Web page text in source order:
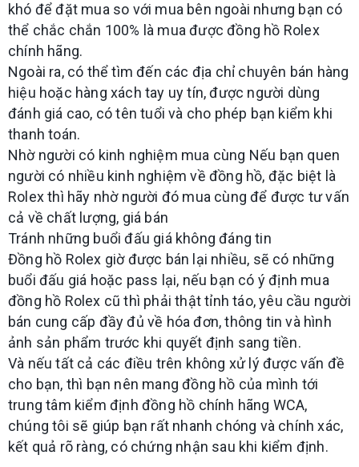
khó để đặt mua so với mua bên ngoài nhưng bạn có
thể chắc chắn 100% là mua được đồng hồ Rolex
chính hãng.
Ngoài ra, có thể tìm đến các địa chỉ chuyên bán hàng
hiệu hoặc hàng xách tay uy tín, được người dùng
đánh giá cao, có tên tuổi và cho phép bạn kiểm khi
thanh toán.
Nhờ người có kinh nghiệm mua cùng Nếu bạn quen
người có nhiều kinh nghiệm về đồng hồ, đặc biệt là
Rolex thì hãy nhờ người đó mua cùng để được tư vấn
cả về chất lượng, giá bán
Tránh những buổi đấu giá không đáng tin
Đồng hồ Rolex giờ được bán lại nhiều, sẽ có những
buổi đấu giá hoặc pass lại, nếu bạn có ý định mua
đồng hồ Rolex cũ thì phải thật tỉnh táo, yêu cầu người
bán cung cấp đầy đủ về hóa đơn, thông tin và hình
ảnh sản phẩm trước khi quyết định sang tiền.
Và nếu tất cả các điều trên không xử lý được vấn đề
cho bạn, thì bạn nên mang đồng hồ của mình tới
trung tâm kiểm định đồng hồ chính hãng WCA,
chúng tôi sẽ giúp bạn rất nhanh chóng và chính xác,
kết quả rõ ràng, có chứng nhận sau khi kiểm định.